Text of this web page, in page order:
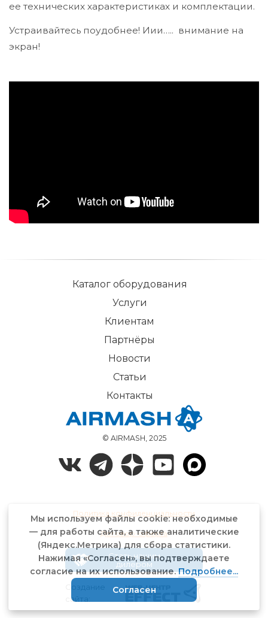
ее технических характеристиках и комплектации.
Устраивайтесь поудобнее! Иии….. внимание на
экран!
© AIRMASH, 2025
Каталог оборудования
Услуги
Клиентам
Партнёры
Новости
Статьи
Контакты
Политика конфиденциальности
Договор-оферта
Стать нашим
дилером
сайта:
Мы используем файлы cookie: необходимые
— для работы сайта, а также аналитические
(Яндекс.Метрика) для сбора статистики.
Нажимая «Согласен», вы подтверждаете
согласие на их использование.Подробнее...
Согласен